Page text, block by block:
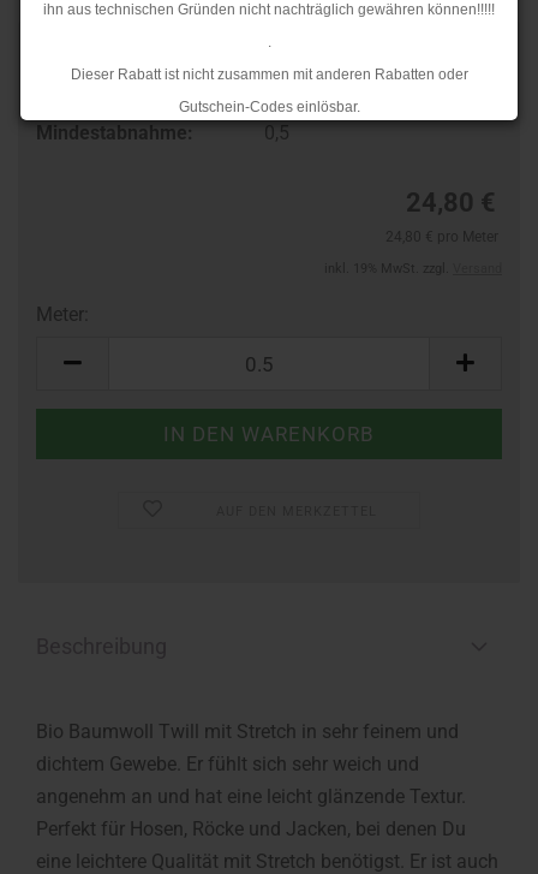
ihn aus technischen Gründen nicht nachträglich gewähren können!!!!!
.
Dieser Rabatt ist nicht zusammen mit anderen Rabatten oder
Gutschein-Codes einlösbar.
.
Rückstaus kann es jedoch zu längeren Lieferzeiten kommen.
Mindestabnahme:
0,5
24,80 €
Meter:
Bio Baumwoll Twill mit Stretch in sehr feinem und
dichtem Gewebe. Er fühlt sich sehr weich und
angenehm an und hat eine leicht glänzende Textur.
Perfekt für Hosen, Röcke und Jacken, bei denen Du
eine leichtere Qualität mit Stretch benötigst. Er ist auch